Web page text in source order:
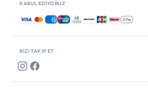
BIZI TAKIP ET
KABUL EDIYORUZ
Kabul edilen ödemeler